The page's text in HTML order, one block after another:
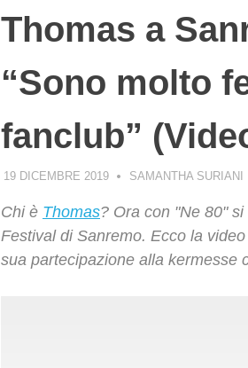
Thomas a
“Sono molto
fanclub”
19 DICEMBRE 2019 SAMANTHA
Chi è Thomas? Ora con "Ne 80"
Festival di Sanremo. Ecco la
sua partecipazione alla kermesse